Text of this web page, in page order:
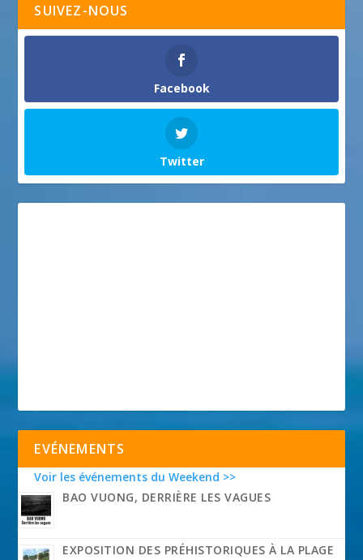
SUIVEZ-NOUS
Facebook
Twitter
EVÉNEMENTS
Voir les événements du Weekend >>
BAO VUONG, DERRIÈRE LES VAGUES
EXPOSITION DES PRÉHISTORIQUES À LA PLAGE